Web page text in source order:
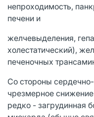
непроходимость,
печени и
желчевыделения,
холестатический),
печеночных
Со стороны
чрезмерное
редко - загрудинная